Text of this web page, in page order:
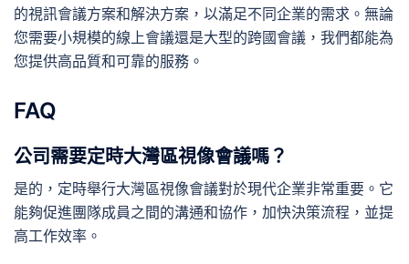
的視訊會議方案和解決方案，以滿足不同企業的需求。無論
您需要小規模的線上會議還是大型的跨國會議，我們都能為
您提供高品質和可靠的服務。
FAQ
公司需要定時大灣區視像會議嗎？
是的，定時舉行大灣區視像會議對於現代企業非常重要。它
能夠促進團隊成員之間的溝通和協作，加快決策流程，並提
高工作效率。